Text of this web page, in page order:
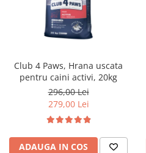
Club 4 Paws, Hrana uscata
pentru caini activi, 20kg
296,00 Lei
279,00 Lei
ADAUGA IN COS